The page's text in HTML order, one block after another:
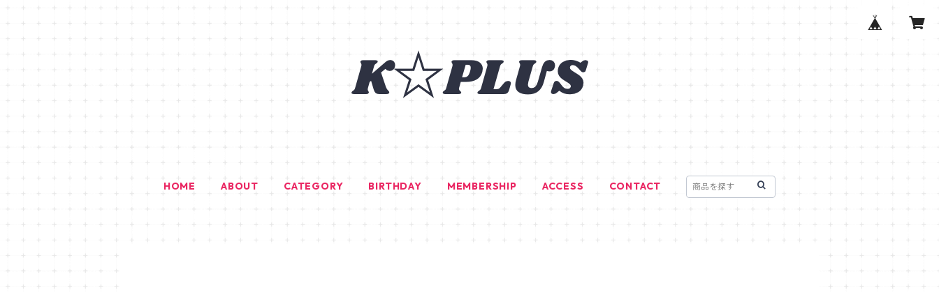
HOME ABOUT CATEGORY BIRTHDAY MEMBERSHIP ACCESS CONTACT